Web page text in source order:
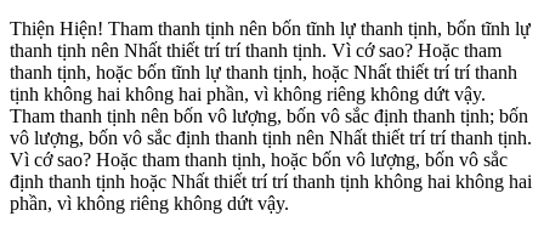
Thiện Hiện! Tham thanh tịnh nên bốn tĩnh lự thanh tịnh, bốn tĩnh lự
thanh tịnh nên Nhất thiết trí trí thanh tịnh. Vì cớ sao? Hoặc tham
thanh tịnh, hoặc bốn tĩnh lự thanh tịnh, hoặc Nhất thiết trí trí thanh
tịnh không hai không hai phần, vì không riêng không dứt vậy.
Tham thanh tịnh nên bốn vô lượng, bốn vô sắc định thanh tịnh; bốn
vô lượng, bốn vô sắc định thanh tịnh nên Nhất thiết trí trí thanh tịnh.
Vì cớ sao? Hoặc tham thanh tịnh, hoặc bốn vô lượng, bốn vô sắc
định thanh tịnh hoặc Nhất thiết trí trí thanh tịnh không hai không hai
phần, vì không riêng không dứt vậy.